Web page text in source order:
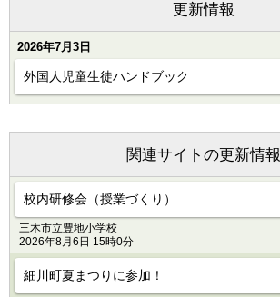
更新情報
2026年7月3日
外国人児童生徒ハンドブック
関連サイトの更新情報
校内研修会（授業づくり）
三木市立豊地小学校
2026年8月6日 15時0分
細川町夏まつりに参加！